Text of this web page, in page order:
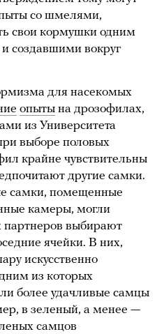
со шмелями,
свои кормушки одним
создавшими вокруг
для насекомых
опыты на дрозофилах,
из Университета
выборе половых
крайне чувствительны
другие самки.
самки, помещенные
камеры, могли
партнеров выбирают
ячейки. В них,
искусственно
из которых
более удачливые самцы
в зеленый, а менее —
самцов